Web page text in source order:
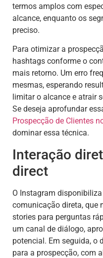
termos amplos com
alcance, enquanto os
preciso.
Para otimizar a
hashtags conforme o
mais retorno. Um erro
mesmas, esperando
limitar o alcance e atrair
Se deseja aprofundar
Prospecção de Clientes
dominar essa técnica.
Interação
direct
O Instagram
comunicação direta, que
stories para perguntas
um canal de diálogo,
potencial. Em seguida, o
para a prospecção, com